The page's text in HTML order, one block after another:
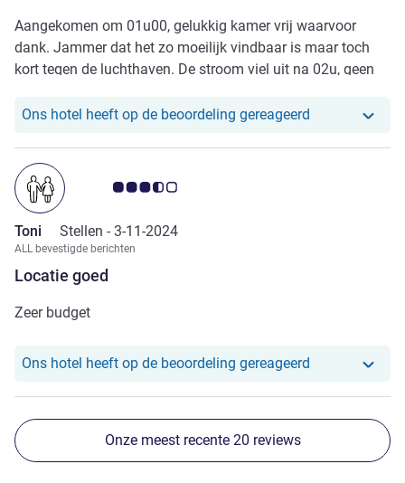
Aangekomen om 01u00, gelukkig kamer vrij waarvoor
dank. Jammer dat het zo moeilijk vindbaar is maar toch
kort tegen de luchthaven. De stroom viel uit na 02u, geen
Ons hotel heeft op de beoordeling gereageerd Ons hotel
Locatie goed
Avis-klantbeoordeling 3.5/5
Toni Stellen - 3-11-2024
ALL bevestigde berichten
Zeer budget
Ons hotel heeft op de beoordeling gereageerd Ons hotel
Onze meest recente 20 reviews